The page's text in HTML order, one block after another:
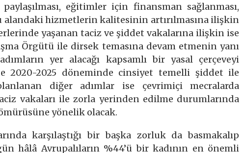
eğitimler için finansman sağlanması,
alandaki hizmetlerin kalitesinin artırılmasına ilişkin
yaşanan taciz ve şiddet vakalarına ilişkin ise
Örgütü ile dirsek temasına devam etmenin yanı
yer alacağı kapsamlı bir yasal çerçeveyi
2020-2025 döneminde cinsiyet temelli şiddet ile
diğer adımlar ise çevrimiçi mecralarda
vakaları ile zorla yerinden edilme durumlarında
yönelik olacak.
karşılaştığı bir başka zorluk da basmakalıp
hâlâ Avrupalıların %44’ü bir kadının en önemli